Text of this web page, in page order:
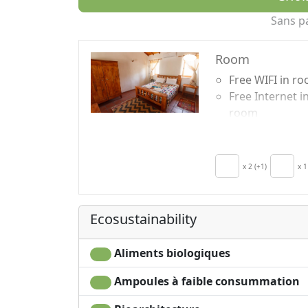
notamment Priene, Magnesia, Tralleis et
visiteurs intéressés par les marchés
paysage naturel.
Sans
Room
Free WIFI in
Free Internet in
room
Kitchenette
Sèche-cheveux
Clotheshorse
x 2 (+1) x 1
Ecosustainability
Aliments biologiques
Ampoules à faible consummation